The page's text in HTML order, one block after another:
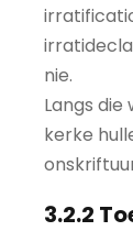
nie.
Langs
kerke
3.2.2